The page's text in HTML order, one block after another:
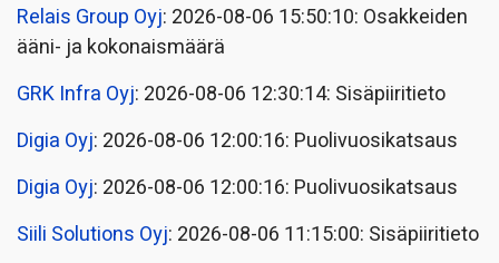
Relais Group Oyj: 2026-08-06 15:50:10: Osakkeiden
ääni- ja kokonaismäärä
GRK Infra Oyj: 2026-08-06 12:30:14: Sisäpiiritieto
Digia Oyj: 2026-08-06 12:00:16: Puolivuosikatsaus
Digia Oyj: 2026-08-06 12:00:16: Puolivuosikatsaus
Siili Solutions Oyj: 2026-08-06 11:15:00: Sisäpiiritieto